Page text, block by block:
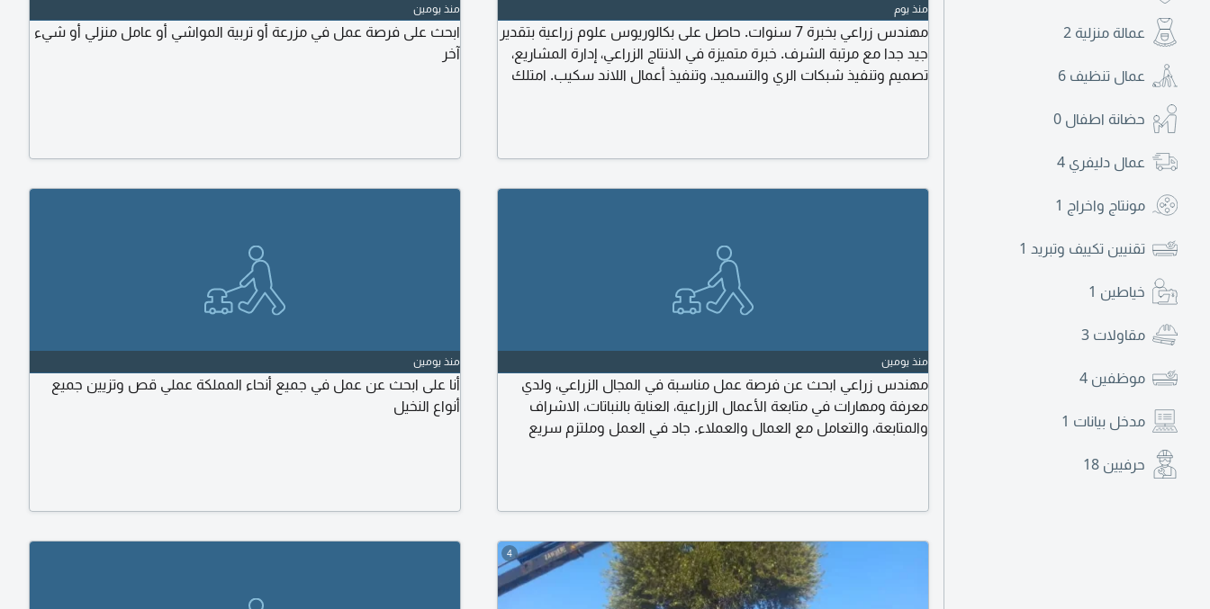
عمالة منزلية 2
عمال تنظيف 6
حضانة اطفال 0
عمال دليفري 4
مونتاج واخراج 1
تقنيين تكييف وتبريد 1
خياطين 1
مقاولات 3
موظفين 4
مدخل بيانات 1
حرفيين 18
منذ يوم
مهندس زراعي بخبرة 7 سنوات. حاصل على بكالوريوس علوم زراعية بتقدير
جيد جدا مع مرتبة الشرف. خبرة متميزة في الانتاج الزراعي، إدارة المشاريع،
تصميم وتنفيذ شبكات الري والتسميد، وتنفيذ أعمال اللاند سكيب. امتلك
منذ يومين
ابحث على فرصة عمل في مزرعة أو تربية المواشي أو عامل منزلي أو شيء
آخر
منذ يومين
مهندس زراعي ابحث عن فرصة عمل مناسبة في المجال الزراعي، ولدي
معرفة ومهارات في متابعة الأعمال الزراعية، العناية بالنباتات، الاشراف
والمتابعة، والتعامل مع العمال والعملاء. جاد في العمل وملتزم سريع
منذ يومين
أنا على ابحث عن عمل في جميع أنحاء المملكة عملي قص وتزيين جميع
أنواع النخيل
4